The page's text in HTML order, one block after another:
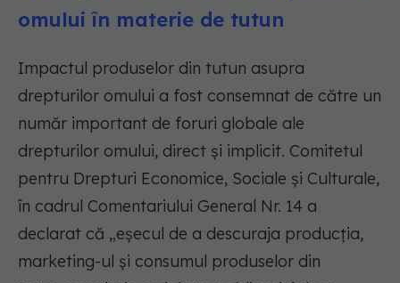
omului în materie de tutun
Impactul produselor din tutun asupra
drepturilor omului a fost consemnat de către un
număr important de foruri globale ale
drepturilor omului, direct și implicit. Comitetul
pentru Drepturi Economice, Sociale și Culturale,
în cadrul Comentariului General Nr. 14 a
declarat că „eșecul de a descuraja producția,
marketing-ul și consumul produselor din